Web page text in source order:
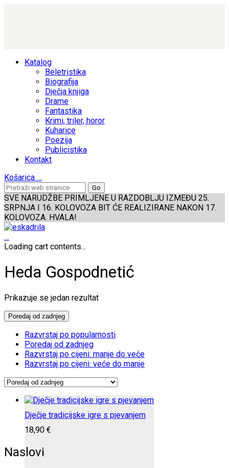
Katalog
Beletristika
Biografija
Dječja knjiga
Drame
Fantastika
Krimi, triler, horor
Kuharice
Poezija
Publicistika
Kontakt
Košarica …
SVE NARUDŽBE PRIMLJENE U RAZDOBLJU IZMEĐU 25.
SRPNJA I 16. KOLOVOZA BIT ĆE REALIZIRANE NAKON 17.
KOLOVOZA. HVALA!
…
Loading cart contents...
Heda Gospodnetić
Prikazuje se jedan rezultat
Poredaj od zadnjeg
Razvrstaj po popularnosti
Poredaj od zadnjeg
Razvrstaj po cijeni: manje do veće
Razvrstaj po cijeni: veće do manje
Dječje tradicijske igre s pjevanjem
18,90 €
Naslovi